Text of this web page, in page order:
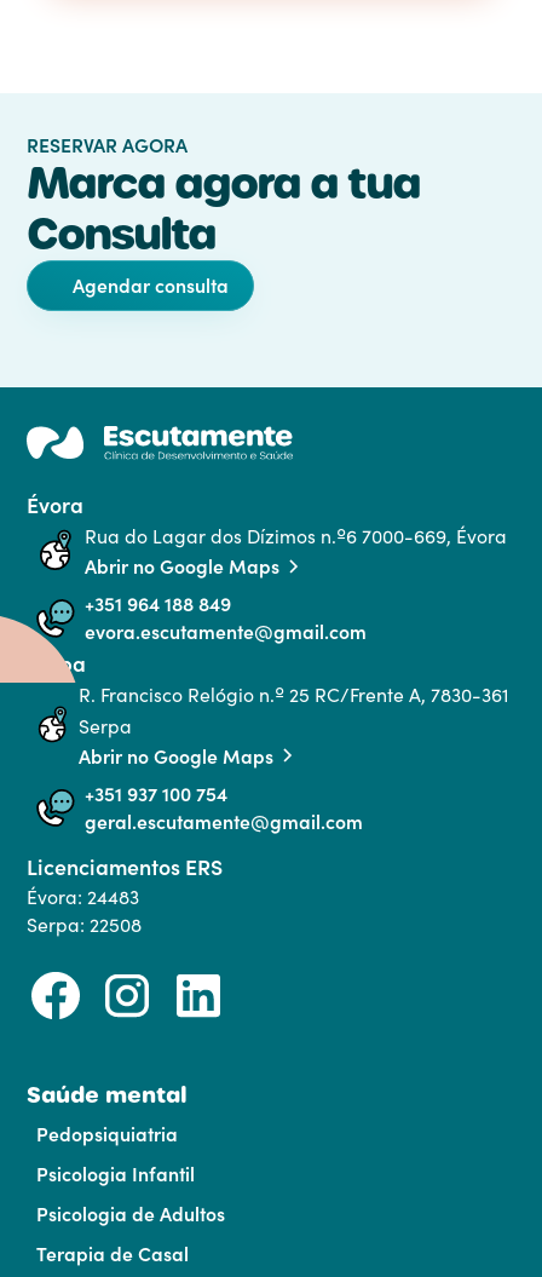
RESERVAR AGORA
Marca agora a tua
Consulta
Agendar consulta
Évora
Rua do Lagar dos Dízimos n.º6 7000-669, Évora
Abrir no Google Maps
+351 964 188 849
evora.escutamente@gmail.com
Serpa
R. Francisco Relógio n.º 25 RC/Frente A, 7830-361
Serpa
Abrir no Google Maps
+351 937 100 754
geral.escutamente@gmail.com
Licenciamentos ERS
Évora: 24483
Serpa: 22508
Saúde mental
Pedopsiquiatria
Psicologia Infantil
Psicologia de Adultos
Terapia de Casal